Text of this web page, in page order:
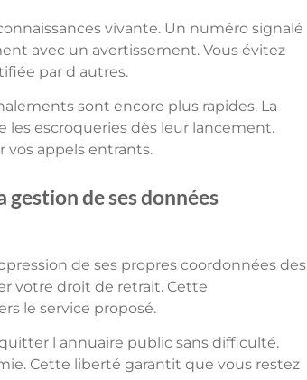
vivante. Un numéro signalé
avec un avertissement. Vous évitez
par d autres.
sont encore plus rapides. La
les escroqueries dès leur lancement.
appels entrants.
gestion de ses données
de ses propres coordonnées des
votre droit de retrait. Cette
le service proposé.
l annuaire public sans difficulté.
Cette liberté garantit que vous restez